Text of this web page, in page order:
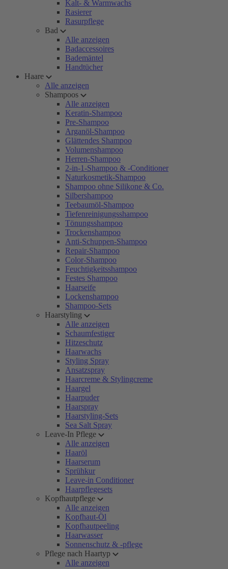
Kalt- & Warmwachs
Rasierer
Rasurpflege
Bad
Alle anzeigen
Badaccessoires
Bademäntel
Handtücher
Haare
Alle anzeigen
Shampoos
Alle anzeigen
Keratin-Shampoo
Pre-Shampoo
Arganöl-Shampoo
Glättendes Shampoo
Volumenshampoo
Herren-Shampoo
2-in-1-Shampoo & -Conditioner
Naturkosmetik-Shampoo
Shampoo ohne Silikone & Co.
Silbershampoo
Teebaumöl-Shampoo
Tiefenreinigungsshampoo
Tönungsshampoo
Trockenshampoo
Anti-Schuppen-Shampoo
Repair-Shampoo
Color-Shampoo
Feuchtigkeitsshampoo
Festes Shampoo
Haarseife
Lockenshampoo
Shampoo-Sets
Haarstyling
Alle anzeigen
Schaumfestiger
Hitzeschutz
Haarwachs
Styling Spray
Ansatzspray
Haarcreme & Stylingcreme
Haargel
Haarpuder
Haarspray
Haarstyling-Sets
Sea Salt Spray
Leave-In Pflege
Alle anzeigen
Haaröl
Haarserum
Sprühkur
Leave-in Conditioner
Haarpflegesets
Kopfhautpflege
Alle anzeigen
Kopfhaut-Öl
Kopfhautpeeling
Haarwasser
Sonnenschutz & -pflege
Pflege nach Haartyp
Alle anzeigen